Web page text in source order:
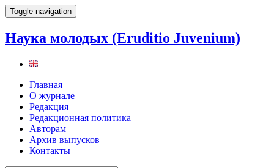
Toggle navigation
Наука молодых (Eruditio Juvenium)
Главная
О журнале
Редакция
Редакционная политика
Авторам
Архив выпусков
Контакты